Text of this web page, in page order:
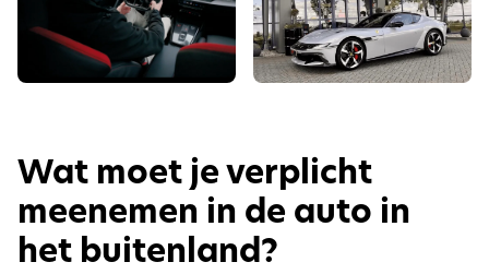
Wat moet je verplicht
meenemen in de auto in
het buitenland?